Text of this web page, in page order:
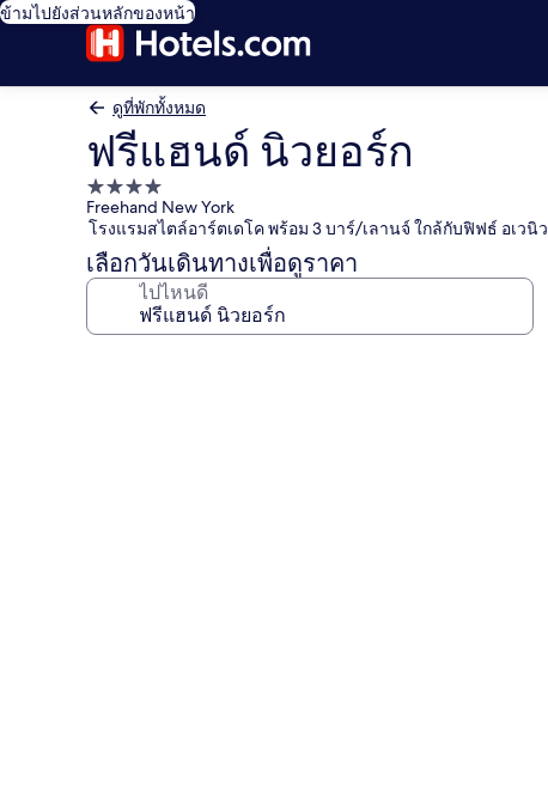
ข้ามไปยังส่วนหลักของหน้า
ดูที่พักทั้งหมด
ฟรีแฮนด์ นิวยอร์ก
ที่พัก
4.0
ดาว
Freehand New York
โรงแรมสไตล์อาร์ตเดโค พร้อม 3 บาร์/เลานจ์ ใกล้กับฟิฟธ์ อเวนิว
เลือกวันเดินทางเพื่อดูราคา
ไปไหนดี